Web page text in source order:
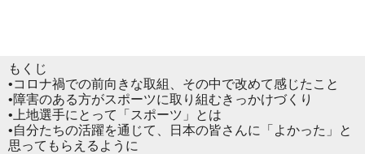
もくじ
•コロナ禍での前向きな取組、その中で改めて感じたこと
•障害のある方がスポーツに取り組むきっかけづくり
• 上地選手にとって「スポーツ」とは
•自分たちの活躍を通じて、日本の皆さんに「よかった」と
思ってもらえるように